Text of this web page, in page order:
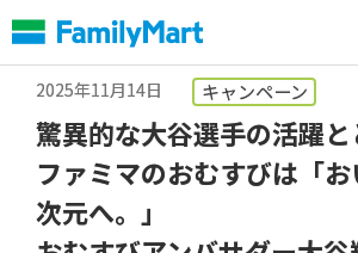
文
へ
2025年11月14日
キャンペーン
驚異的な大谷選手の活躍
ファミマのおむすびは「
次元へ。」